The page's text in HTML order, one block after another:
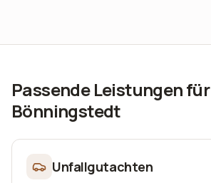
Passende Leistungen für
Bönningstedt
Unfallgutachten